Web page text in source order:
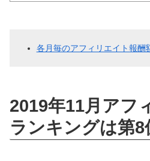
各月毎のアフィリエイト報酬
2019年11月アフ
ランキングは第8